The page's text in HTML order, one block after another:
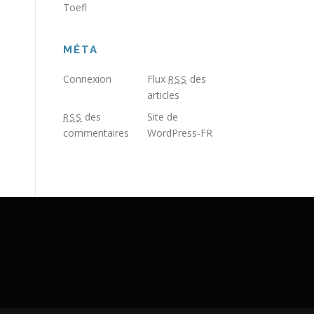
Toefl
MÉTA
Connexion Flux RSS des
articles
RSS des
commentaires
Site de
WordPress-FR